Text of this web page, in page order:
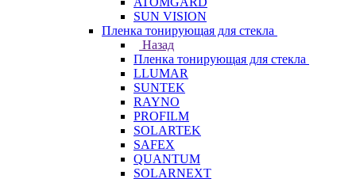
SUN VISION
Пленка тонирующая для стекла
Назад
Пленка тонирующая для стекла
LLUMAR
SUNTEK
RAYNO
PROFILM
SOLARTEK
SAFEX
QUANTUM
SOLARNEXT